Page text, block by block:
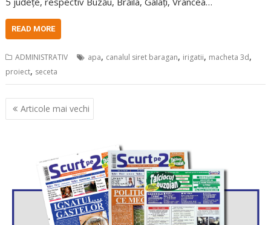
READ MORE
ADMINISTRATIV apa, canalul siret baragan, irigatii, macheta 3d,
proiect, seceta
Navigare
în
Articole mai vechi